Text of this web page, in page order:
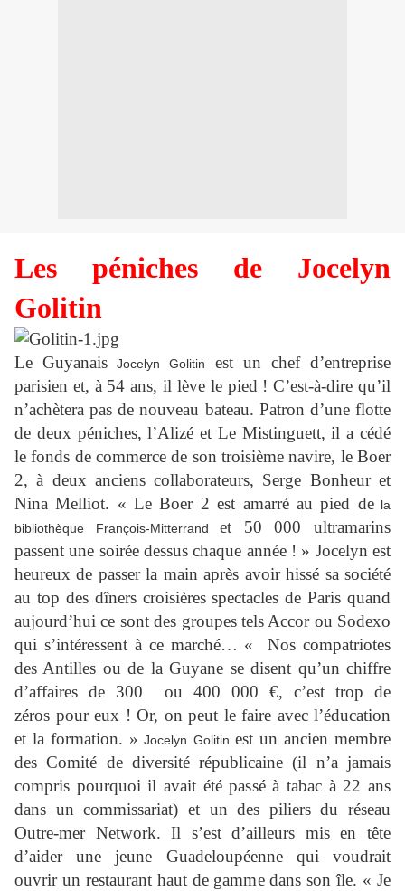
Les péniches de Jocelyn
Golitin
Le Guyanais Jocelyn Golitin est un chef d’entreprise
parisien et, à 54 ans, il lève le pied ! C’est-à-dire qu’il
n’achètera pas de nouveau bateau. Patron d’une flotte
de deux péniches, l’Alizé et Le Mistinguett, il a cédé
le fonds de commerce de son troisième navire, le Boer
2, à deux anciens collaborateurs, Serge Bonheur et
Nina Melliot. « Le Boer 2 est amarré au pied dela
bibliothèque François-Mitterrandet 50 000 ultramarins
passent une soirée dessus chaque année ! » Jocelyn est
heureux de passer la main après avoir hissé sa société
au top des dîners croisières spectacles de Paris quand
aujourd’hui ce sont des groupes tels Accor ou Sodexo
qui s’intéressent à ce marché… « Nos compatriotes
des Antilles ou de la Guyane se disent qu’un chiffre
d’affaires de 300 ou 400 000 €, c’est trop de
zéros pour eux ! Or, on peut le faire avec l’éducation
et la formation. » Jocelyn Golitin est un ancien membre
des Comité de diversité républicaine (il n’a jamais
compris pourquoi il avait été passé à tabac à 22 ans
dans un commissariat) et un des piliers du réseau
Outre-mer Network. Il s’est d’ailleurs mis en tête
d’aider une jeune Guadeloupéenne qui voudrait
ouvrir un restaurant haut de gamme dans son île. « Je